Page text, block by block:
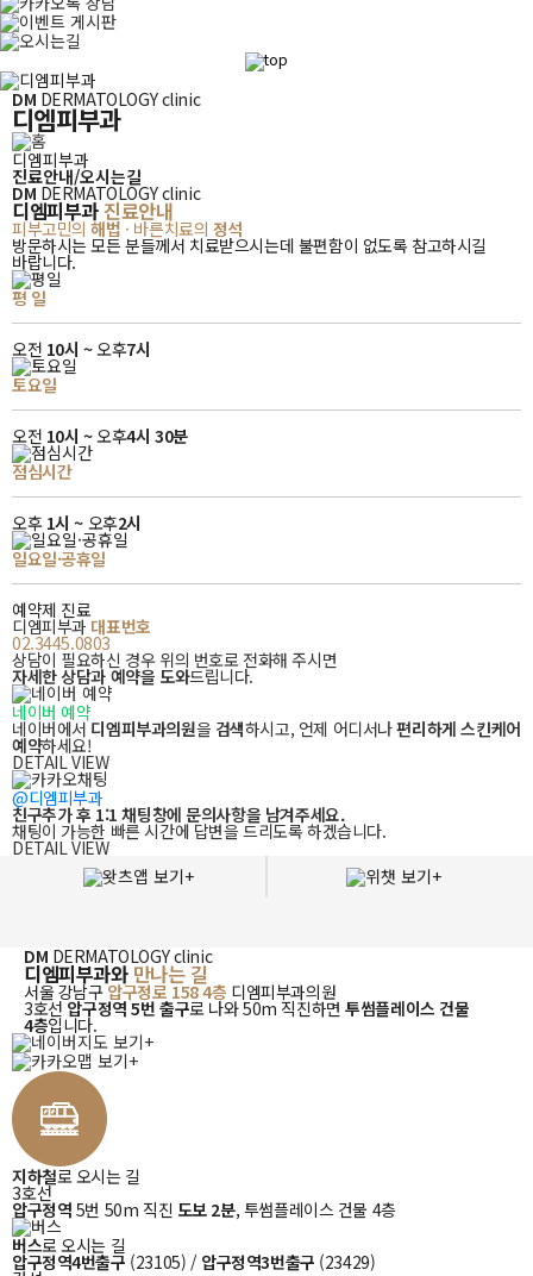
DM DERMATOLOGY clinic
디엠피부과
디엠피부과
진료안내/오시는길
디엠피부과
진료안내
DM DERMATOLOGY clinic
디엠피부과진료안내
피부고민의해법 · 바른치료의 정석
방문하시는 모든 분들께서 치료받으시는데 불편함이 없도록 참고하시길
바랍니다.
평 일
오전 10시 ~오후7시
토요일
오전 10시 ~오후4시 30분
점심시간
오후 1시 ~ 오후2시
일요일·공휴일
예약제 진료
디엠피부과 대표번호
02.3445.0803
상담이 필요하신 경우 위의 번호로 전화해 주시면
자세한 상담과 예약을 도와드립니다.
네이버 예약
네이버에서디엠피부과의원을 검색하시고, 언제 어디서나편리하게 스킨케어
예약하세요!
DETAIL VIEW
@디엠피부과
친구추가 후 1:1 채팅창에 문의사항을 남겨주세요.
채팅이 가능한 빠른 시간에 답변을 드리도록 하겠습니다.
DETAIL VIEW
디엠피부과와
만나는
길
DM DERMATOLOGY clinic
디엠피부과와만나는 길
서울 강남구압구정로 158 4층 디엠피부과의원
3호선 압구정역 5번 출구로 나와 50m 직진하면투썸플레이스 건물
4층입니다.
지하철로 오시는 길
3호선
압구정역 5번 50m 직진 도보 2분, 투썸플레이스 건물 4층
버스로 오시는 길
압구정역4번출구 (23105) / 압구정역3번출구 (23429)